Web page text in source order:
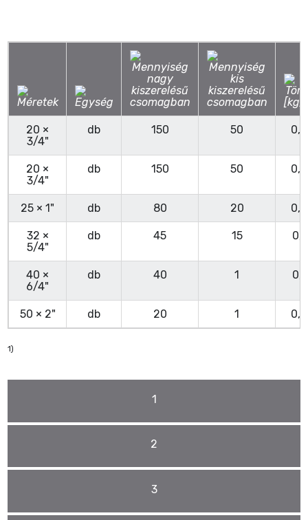
20 ×
3/4"
db 150 50
20 ×
3/4"
db 150 50
25 × 1" db 80 20
32 ×
5/4"
db 45 15
40 ×
6/4"
db 40 1
50 × 2" db 20 1
1)
1
2
3